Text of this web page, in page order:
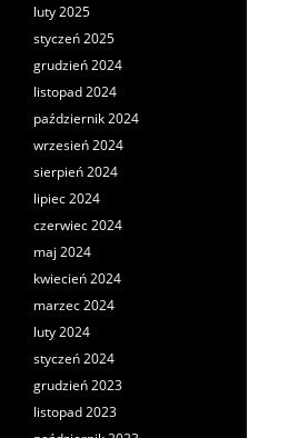
luty 2025
styczeń 2025
grudzień 2024
listopad 2024
październik 2024
wrzesień 2024
sierpień 2024
lipiec 2024
czerwiec 2024
maj 2024
kwiecień 2024
marzec 2024
luty 2024
styczeń 2024
grudzień 2023
listopad 2023